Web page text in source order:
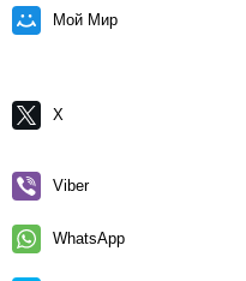
Мой Мир
X
Viber
WhatsApp